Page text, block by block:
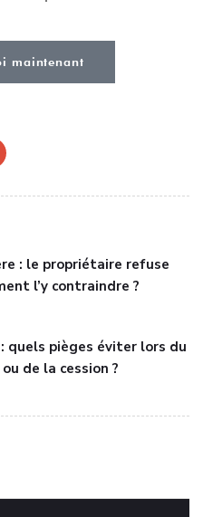
maintenant
: le propriétaire refuse
l’y contraindre ?
quels pièges éviter lors du
de la cession ?